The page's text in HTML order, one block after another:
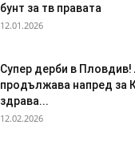
бунт за тв правата
12.01.2026
Супер дерби в
продължава напред за
здрава...
12.02.2026